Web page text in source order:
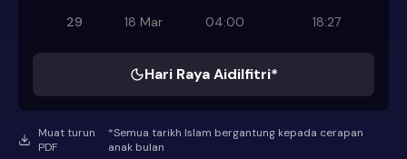
29
18 Mar 04:00 18:27
Hari Raya Aidilfitri*
Muat turun
PDF
*Semua tarikh Islam bergantung kepada cerapan
anak bulan